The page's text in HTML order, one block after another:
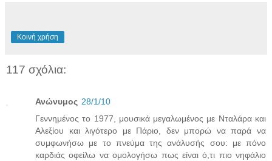
Κοινή χρήση
117 σχόλια:
Ανώνυμος 28/1/10
Γεννημένος το 1977, μουσικά μεγαλωμένος με Νταλάρα και
Αλεξίου και λιγότερο με Πάριο, δεν μπορώ να παρά να
συμφωνήσω με το πνεύμα της ανάλυσής σου: με πόνο
καρδιάς οφείλω να ομολογήσω πως είναι ό,τι πιο νηφάλιο